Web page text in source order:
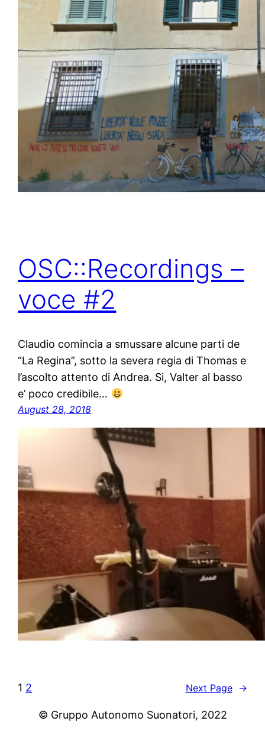
OSC::Recordings –
voce #2
Claudio comincia a smussare alcune parti de
“La Regina”, sotto la severa regia di Thomas e
l’ascolto attento di Andrea. Si, Valter al basso
e’ poco credibile…
August 28, 2018
1 2 Next Page →
©️ Gruppo Autonomo Suonatori, 2022